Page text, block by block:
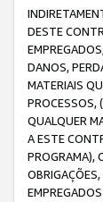
DESTE
DANOS,
MATERIAIS
PROCESSOS,
QUALQUER
A ESTE
PROGRAMA),